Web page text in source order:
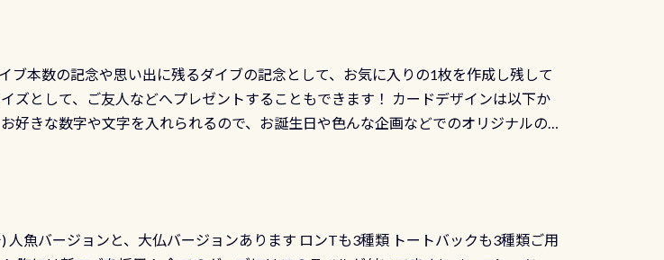
ブ本数の記念や思い出に残るダイブの記念として、お気に入りの1枚を作成し残して
ズとして、ご友人などへプレゼントすることもできます！ カードデザインは以下か
好きな数字や文字を入れられるので、お誕生日や色んな企画などでのオリジナルの
魚バージョンと、大仏バージョンあります ロンTも3種類 トートバックも3種類ご用